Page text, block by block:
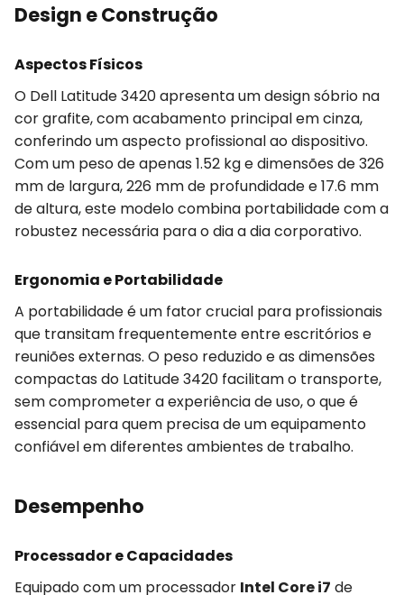
Design e Construção
Aspectos Físicos
O Dell Latitude 3420 apresenta um design sóbrio na
cor grafite, com acabamento principal em cinza,
conferindo um aspecto profissional ao dispositivo.
Com um peso de apenas 1.52 kg e dimensões de 326
mm de largura, 226 mm de profundidade e 17.6 mm
de altura, este modelo combina portabilidade com a
robustez necessária para o dia a dia corporativo.
Ergonomia e Portabilidade
A portabilidade é um fator crucial para profissionais
que transitam frequentemente entre escritórios e
reuniões externas. O peso reduzido e as dimensões
compactas do Latitude 3420 facilitam o transporte,
sem comprometer a experiência de uso, o que é
essencial para quem precisa de um equipamento
confiável em diferentes ambientes de trabalho.
Desempenho
Processador e Capacidades
Equipado com um processador Intel Core i7 de